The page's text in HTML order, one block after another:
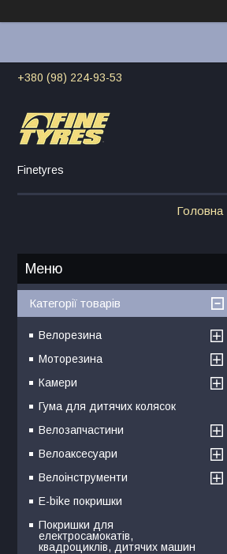
+380 (98) 224-93-53
Finetyres
Головна
Категорії товарів
Велорезина
Моторезина
Камери
Гума для дитячих колясок
Велозапчастини
Велоаксесуари
Велоінструменти
E-bike покришки
Покришки для
електросамокатів,
квадроциклів, дитячих машин